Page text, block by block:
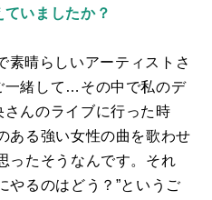
いましたか？
素晴らしいアーティストさ
一緒して…その中で私のデ
んのライブに行った時
ある強い女性の曲を歌わせ
ったそうなんです。それ
やるのはどう？”というご